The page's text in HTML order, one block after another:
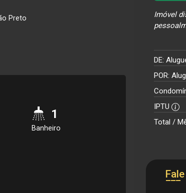
Preto
1
Banheiro
Imóvel
DE:
POR:
IPTU
Total /